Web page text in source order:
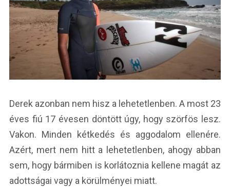
Derek azonban nem hisz a lehetetlenben. A most 23
éves fiú 17 évesen döntött úgy, hogy szörfös lesz.
Vakon. Minden kétkedés és aggodalom ellenére.
Azért, mert nem hitt a lehetetlenben, ahogy abban
sem, hogy bármiben is korlátoznia kellene magát az
adottságai vagy a körülményei miatt.